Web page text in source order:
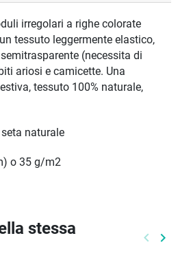
irregolari a righe colorate
tessuto leggermente elastico,
(necessita di
ariosi e camicette. Una
tessuto 100% naturale,
naturale
o 35 g/m2
stessa
keyboard_arrow_left keyboard_arrow_right